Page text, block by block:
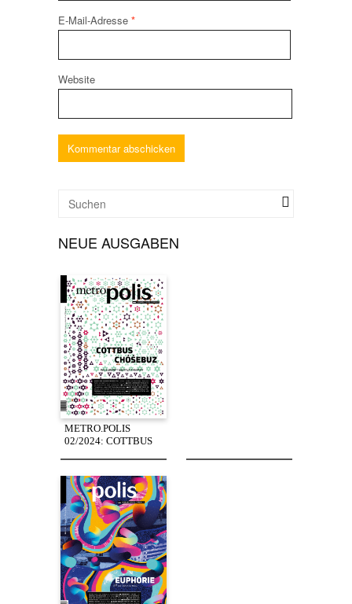
E-Mail-Adresse *
Website
NEUE AUSGABEN
METRO.POLIS
02/2024: COTTBUS